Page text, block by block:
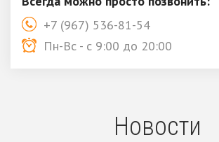
+7 (967) 536-81-54
Пн-Вс - с 9:00 до 20:00
Новости